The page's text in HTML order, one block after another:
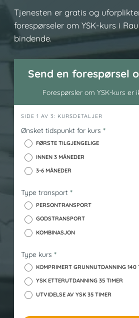
Tjenesten er gratis og
forespørseler om YSK-kurs i
bindende.
Send en forespørsel
Forespørsler om YSK-kurs er
h
e
_
k
SIDE 1 AV 3: KURSDETALJER
Ønsket tidspunkt for kurs *
FØRSTE TILGJENGELIGE
INNEN 3 MÅNEDER
3-6 MÅNEDER
Type transport *
PERSONTRANSPORT
GODSTRANSPORT
KOMBINASJON
Type kurs *
KOMPRIMERT GRUNNUTDANNING 140
YSK ETTERUTDANNING 35 TIMER
UTVIDELSE AV YSK 35 TIMER